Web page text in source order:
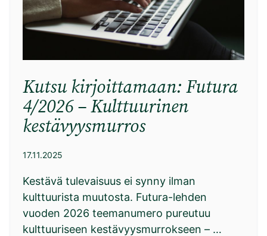
Kutsu kirjoittamaan: Futura
4/2026 – Kulttuurinen
kestävyysmurros
17.11.2025
Kestävä tulevaisuus ei synny ilman
kulttuurista muutosta. Futura-lehden
vuoden 2026 teemanumero pureutuu
kulttuuriseen kestävyysmurrokseen – …